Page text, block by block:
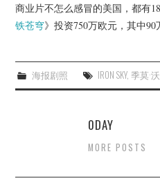
商业片不怎么感冒的美国，都有
铁苍穹》投资750万欧元，其中90
海报剧照 IRON SKY, 季莫·
0DAY
MORE POSTS